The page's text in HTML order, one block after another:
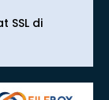
SSL di